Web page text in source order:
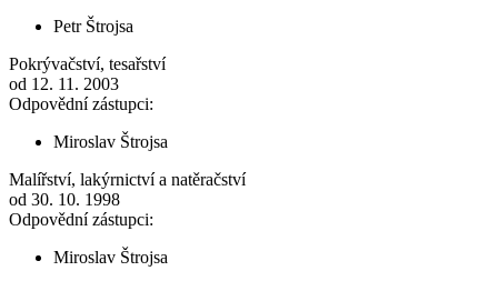
Petr Štrojsa
Pokrývačství, tesařství
od 12. 11. 2003
Odpovědní zástupci:
Miroslav Štrojsa
Malířství, lakýrnictví a natěračství
od 30. 10. 1998
Odpovědní zástupci:
Miroslav Štrojsa